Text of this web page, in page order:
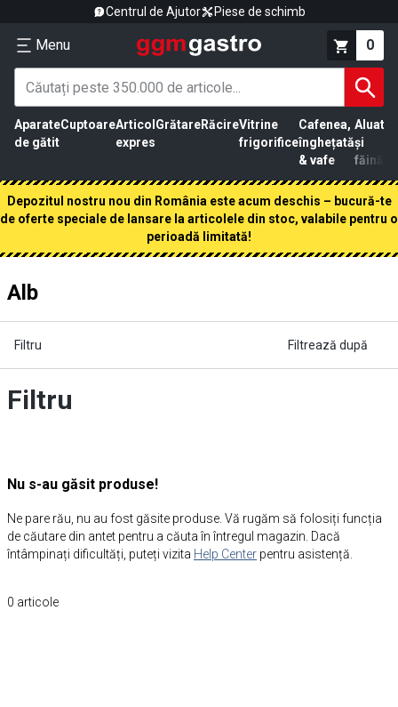
Centrul de Ajutor Piese de schimb
Menu 0
Aparate
de gătit
CuptoareArticol
expres
GrătareRăcireVitrine
frigorifice
Cafenea,
înghețată
& vafe
Aluat
și
făină
Depozitul nostru nou din România este acum deschis – bucură-te
de oferte speciale de lansare la articolele din stoc, valabile pentru o
perioadă limitată!
Alb
Filtru Filtrează după
Filtru
Nu s-au găsit produse!
Ne pare rău, nu au fost găsite produse. Vă rugăm să folosiți funcția
de căutare din antet pentru a căuta în întregul magazin. Dacă
întâmpinați dificultăți, puteți vizita Help Center pentru asistență.
0 articole